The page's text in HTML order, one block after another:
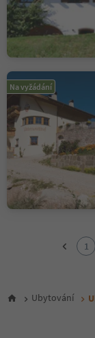
Na vyžádání
6
1
Ubytování